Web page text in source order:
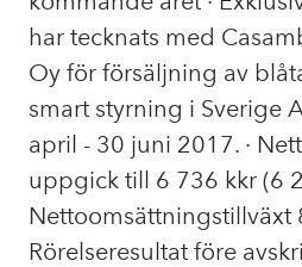
har tecknats med
Oy för försäljning av
smart styrning i Sverige
april - 30 juni 2017. ·
uppgick till 6 736 kkr (6
Nettoomsättningstillväxt
Rörelseresultat före